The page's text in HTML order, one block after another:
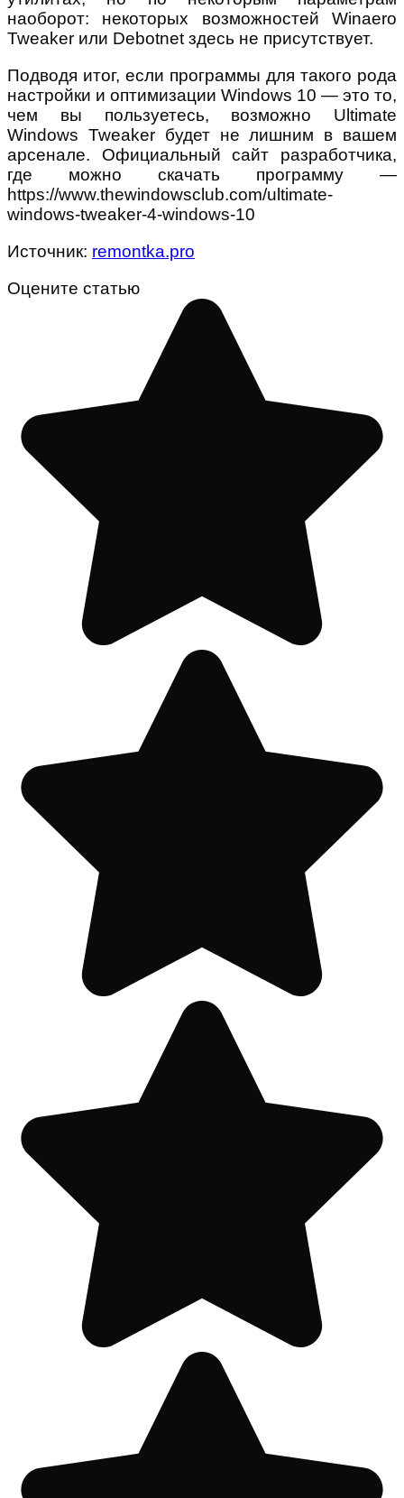
наоборот: некоторых возможностей Winaero
Tweaker или Debotnet здесь не присутствует.
Подводя итог, если программы для такого рода
настройки и оптимизации Windows 10 — это то,
чем вы пользуетесь, возможно Ultimate
Windows Tweaker будет не лишним в вашем
арсенале. Официальный сайт разработчика,
где можно скачать программу —
https://www.thewindowsclub.com/ultimate-
windows-tweaker-4-windows-10
Источник: remontka.pro
Оцените статью